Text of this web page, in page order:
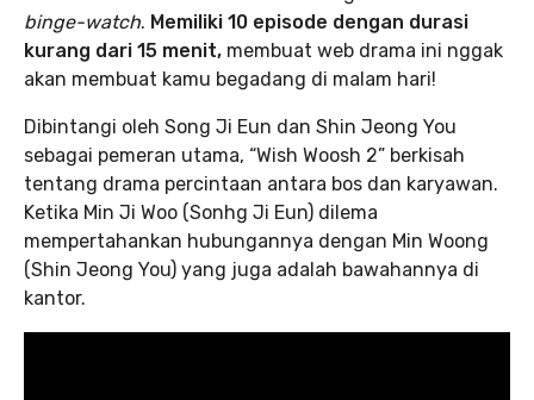
binge-watch. Memiliki 10 episode dengan durasi
kurang dari 15 menit, membuat web drama ini nggak
akan membuat kamu begadang di malam hari!
Dibintangi oleh Song Ji Eun dan Shin Jeong You
sebagai pemeran utama, “Wish Woosh 2” berkisah
tentang drama percintaan antara bos dan karyawan.
Ketika Min Ji Woo (Sonhg Ji Eun) dilema
mempertahankan hubungannya dengan Min Woong
(Shin Jeong You) yang juga adalah bawahannya di
kantor.